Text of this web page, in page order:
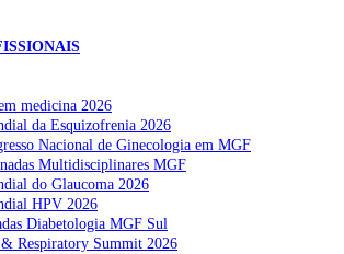
medicina 2026
da Esquizofrenia 2026
Nacional de Ginecologia em MGF
Multidisciplinares MGF
do Glaucoma 2026
HPV 2026
Diabetologia MGF Sul
Respiratory Summit 2026